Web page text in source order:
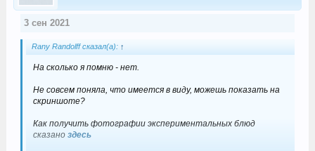
3 сен 2021
Rany Randolff сказал(а): ↑
На сколько я помню - нет.
Не совсем поняла, что имеется в виду, можешь показать на
скриншоте?
Как получить фотографии экспериментальных блюд
сказано здесь